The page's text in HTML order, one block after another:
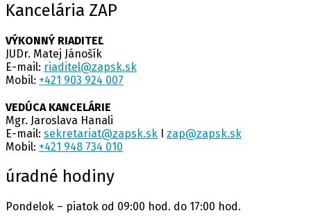
Kancelária ZAP
VÝKONNÝ RIADITEĽ
JUDr. Matej Jánošík
E-mail: riaditel@zapsk.sk
Mobil: +421 903 924 007
VEDÚCA KANCELÁRIE
Mgr. Jaroslava Hanali
E-mail: sekretariat@zapsk.sk I zap@zapsk.sk
Mobil: +421 948 734 010
úradné hodiny
Pondelok – piatok od 09:00 hod. do 17:00 hod.